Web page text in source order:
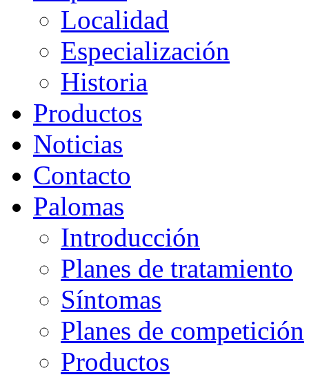
Localidad
Especialización
Historia
Productos
Noticias
Contacto
Palomas
Introducción
Planes de tratamiento
Síntomas
Planes de competición
Productos